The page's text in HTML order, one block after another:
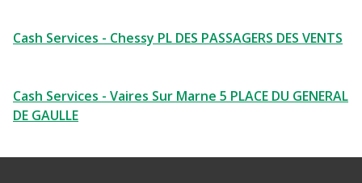
Cash Services - Chessy PL DES PASSAGERS DES VENTS
Cash Services - Vaires Sur Marne 5 PLACE DU GENERAL
DE GAULLE